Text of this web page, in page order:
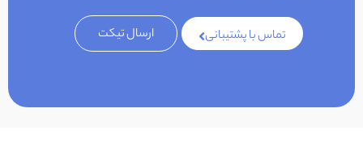
تماس با پشتیبانی ارسال تیکت